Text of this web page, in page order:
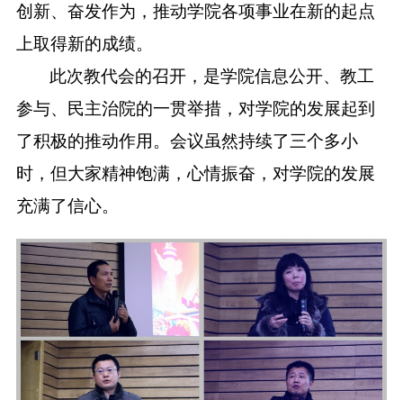
创新、奋发作为，推动学院各项事业在新的起点
上取得新的成绩。
此次教代会的召开，是学院信息公开、教工
参与、民主治院的一贯举措，对学院的发展起到
了积极的推动作用。会议虽然持续了三个多小
时，但大家精神饱满，心情振奋，对学院的发展
充满了信心。